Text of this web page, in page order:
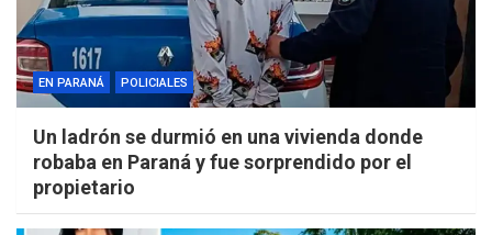
EN PARANÁ POLICIALES
Un ladrón se durmió en una vivienda donde
robaba en Paraná y fue sorprendido por el
propietario